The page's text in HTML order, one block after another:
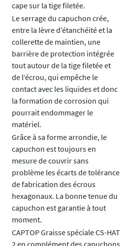
cape sur la tige filetée.
Le serrage du capuchon crée,
entre la lèvre d’étanchéité et la
collerette de maintien, une
barrière de protection intégrée
tout autour de la tige filetée et
de l‘écrou, qui empêche le
contact avec les liquides et donc
la formation de corrosion qui
pourrait endommager le
matériel.
Grâce à sa forme arrondie, le
capuchon est toujours en
mesure de couvrir sans
problème les écarts de tolérance
de fabrication des écrous
hexagonaux. La bonne tenue du
capuchon est garantie à tout
moment.
CAPTOP Graisse spéciale CS-HAT
2 en complément des capuchons